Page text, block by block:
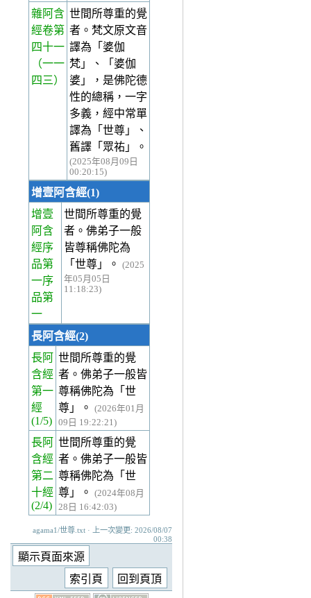
雜阿含
經卷第
四十一
（一一
四三）
世間所尊重的覺
者。梵文原文音
譯為「婆伽
梵」、「婆伽
婆」，是佛陀德
性的總稱，一字
多義，經中常單
譯為「世尊」、
舊譯「眾祐」。
(2025年08月09日
00:20:15)
增壹阿含經(1)
增壹
阿含
經序
品第
一序
品第
一
世間所尊重的覺
者。佛弟子一般
皆尊稱佛陀為
「世尊」。
(2025
年05月05日
11:18:23)
長阿含經(2)
長阿
含經
第一
經
(1/5)
世間所尊重的覺
者。佛弟子一般皆
尊稱佛陀為「世
尊」。
(2026年01月
09日 19:22:21)
長阿
含經
第二
十經
(2/4)
世間所尊重的覺
者。佛弟子一般皆
尊稱佛陀為「世
尊」。
(2024年08月
28日 16:42:03)
agama1/世尊.txt · 上一次變更: 2026/08/07
00:38